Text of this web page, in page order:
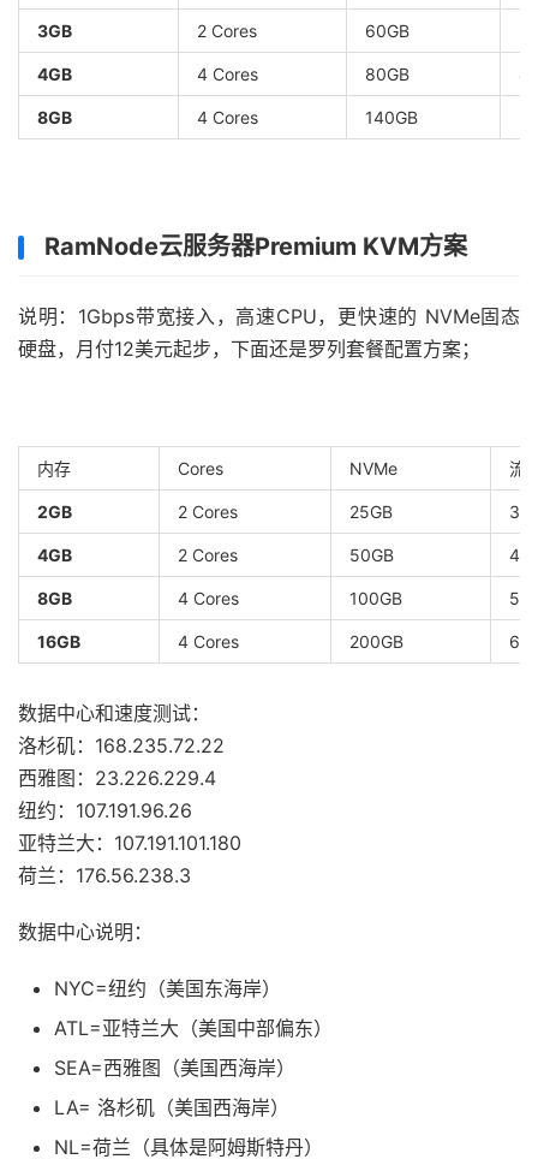
3GB 2 Cores 60GB
4GB 4 Cores 80GB
8GB 4 Cores 140GB
RamNode云服务器Premium KVM方案
说明：1Gbps带宽接入，高速CPU，更快速的 NVMe固态
硬盘，月付12美元起步，下面还是罗列套餐配置方案；
内存 Cores NVMe 流
2GB 2 Cores 25GB
4GB 2 Cores 50GB
8GB 4 Cores 100GB
16GB 4 Cores 200GB
数据中心和速度测试：
洛杉矶：168.235.72.22
西雅图：23.226.229.4
纽约：107.191.96.26
亚特兰大：107.191.101.180
荷兰：176.56.238.3
数据中心说明：
NYC=纽约（美国东海岸）
ATL=亚特兰大（美国中部偏东）
SEA=西雅图（美国西海岸）
LA= 洛杉矶（美国西海岸）
NL=荷兰（具体是阿姆斯特丹）